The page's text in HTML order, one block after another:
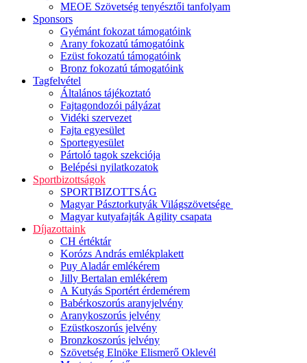
MEOE Szövetség tenyésztői tanfolyam
Sponsors
Gyémánt fokozat támogatóink
Arany fokozatú támogatóink
Ezüst fokozatú támogatóink
Bronz fokozatú támogatóink
Tagfelvétel
Általános tájékoztató
Fajtagondozói pályázat
Vidéki szervezet
Fajta egyesület
Sportegyesület
Pártoló tagok szekciója
Belépési nyilatkozatok
Sportbizottságok
SPORTBIZOTTSÁG
Magyar Pásztorkutyák Világszövetsége
Magyar kutyafajták Agility csapata
Díjazottaink
CH értéktár
Korózs András emlékplakett
Puy Aladár emlékérem
Jilly Bertalan emlékérem
A Kutyás Sportért érdemérem
Babérkoszorús aranyjelvény
Aranykoszorús jelvény
Ezüstkoszorús jelvény
Bronzkoszorús jelvény
Szövetség Elnöke Elismerő Oklevél